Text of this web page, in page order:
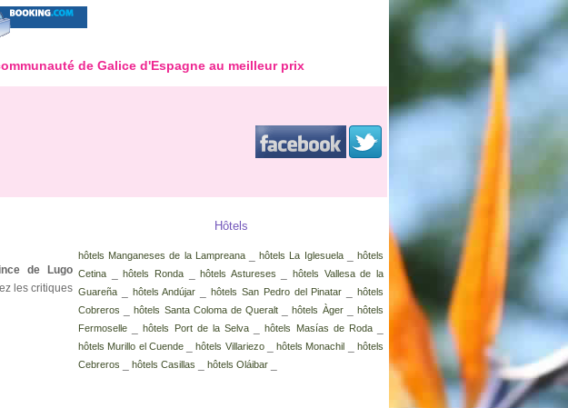
de Galice d'Espagne au meilleur prix
de Lugo
les critiques
Hôtels
hôtels Manganeses de la Lampreana_hôtels La Iglesuela_hôtels
Cetina _hôtels Ronda_hôtels Astureses _hôtels Vallesa de la
Guareña
hôtels Andújar _hôtels San Pedro del Pinatar _hôtels
Cobreros
_hôtels Santa Coloma de Queralt _hôtels Àger_hôtels
Fermoselle _hôtels Port de la Selva _hôtels Masías de Roda_
hôtels Murillo el Cuende_hôtels Villariezo_hôtels Monachil _hôtels
Cebreros
hôtels Casillas hôtels Oláibar